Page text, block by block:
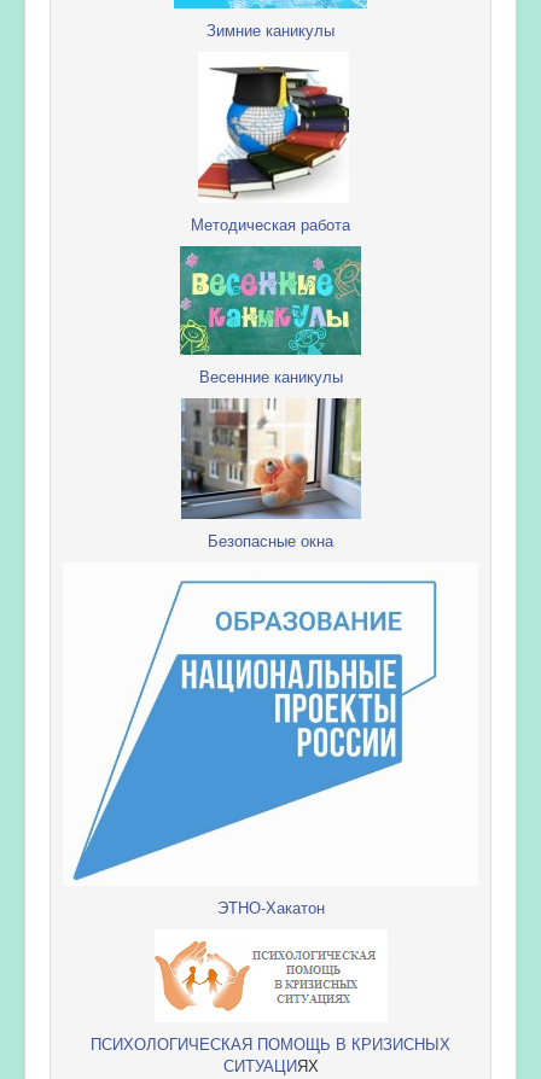
Зимние каникулы
Методическая работа
Весенние каникулы
Безопасные окна
ЭТНО-Хакатон
ПСИХОЛОГИЧЕСКАЯ ПОМОЩЬ В КРИЗИСНЫХ
СИТУАЦИЯХ